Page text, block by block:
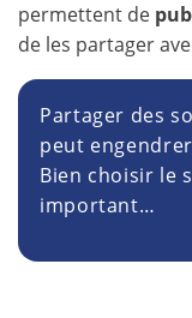
permettent de
de les partager
Partager des
peut
Bien choisir le
important…